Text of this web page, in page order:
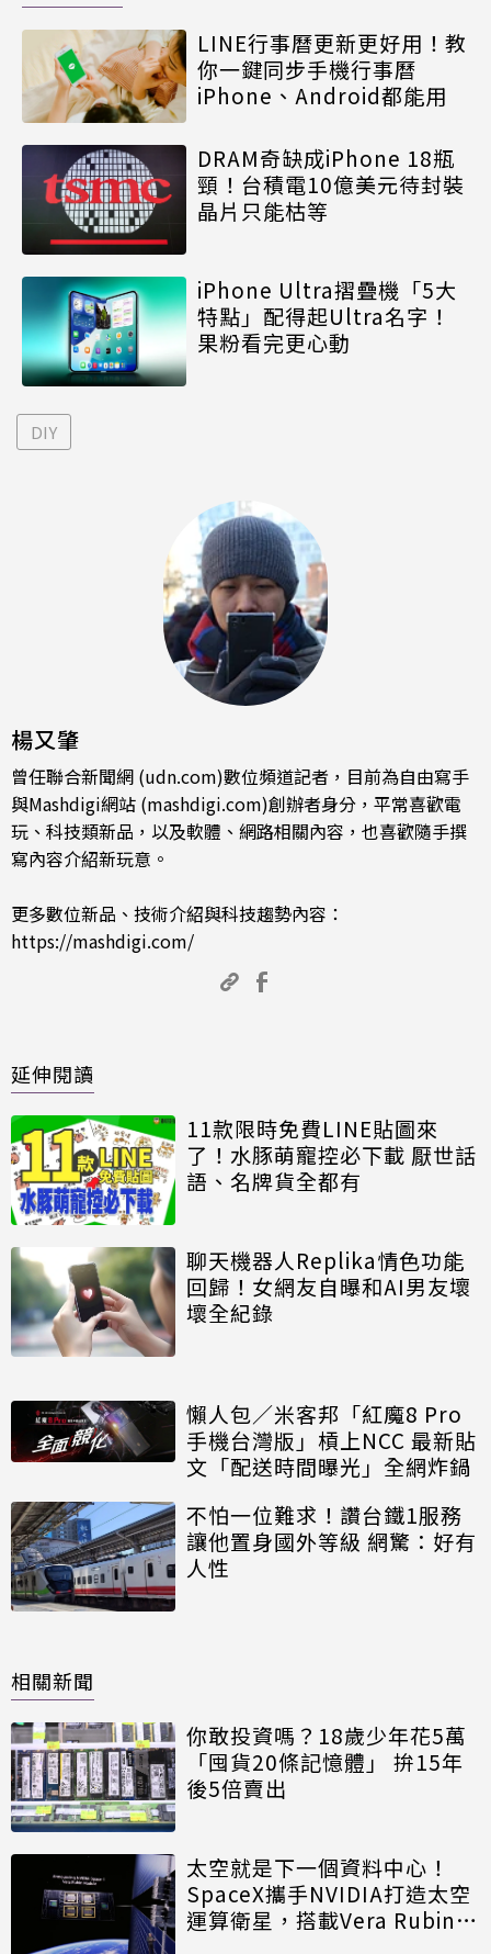
LINE行事曆更新更好用！教
你一鍵同步手機行事曆
iPhone、Android都能用
DRAM奇缺成iPhone 18瓶
頸！台積電10億美元待封裝
晶片只能枯等
iPhone Ultra摺疊機「5大
特點」配得起Ultra名字！
果粉看完更心動
DIY
楊又肇
曾任聯合新聞網 (udn.com)數位頻道記者，目前為自由寫手
與Mashdigi網站 (mashdigi.com)創辦者身分，平常喜歡電
玩、科技類新品，以及軟體、網路相關內容，也喜歡隨手撰
寫內容介紹新玩意。
更多數位新品、技術介紹與科技趨勢內容：
https://mashdigi.com/
延伸閱讀
11款限時免費LINE貼圖來
了！水豚萌寵控必下載 厭世話
語、名牌貨全都有
聊天機器人Replika情色功能
回歸！女網友自曝和AI男友壞
壞全紀錄
懶人包／米客邦「紅魔8 Pro
手機台灣版」槓上NCC 最新貼
文「配送時間曝光」全網炸鍋
不怕一位難求！讚台鐵1服務
讓他置身國外等級 網驚：好有
人性
相關新聞
你敢投資嗎？18歲少年花5萬
「囤貨20條記憶體」 拚15年
後5倍賣出
太空就是下一個資料中心！
SpaceX攜手NVIDIA打造太空
運算衛星，搭載Vera Rubin運